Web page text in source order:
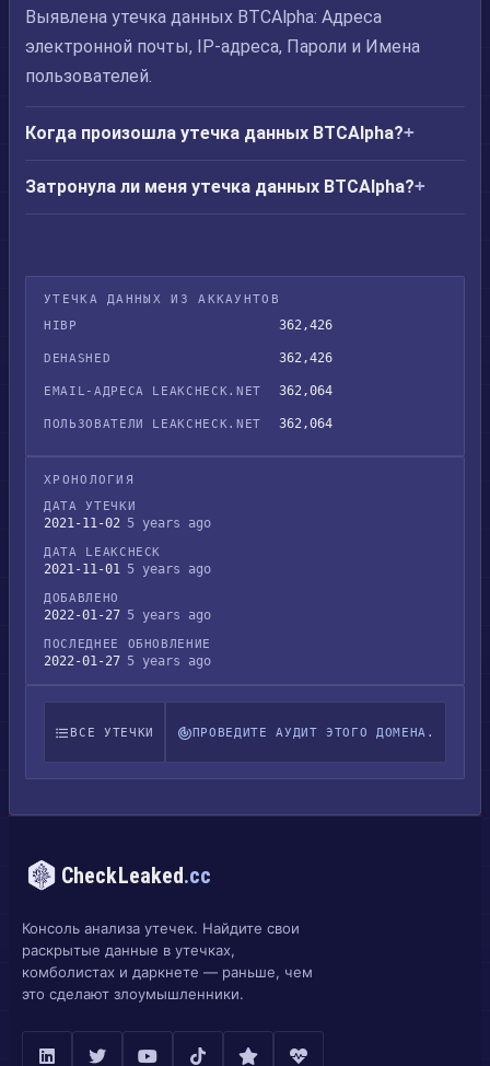
Выявлена утечка данных BTCAlpha: Адреса
электронной почты, IP-адреса, Пароли и Имена
пользователей.
Когда произошла утечка данных BTCAlpha?
Затронула ли меня утечка данных BTCAlpha?
УТЕЧКА ДАННЫХ ИЗ АККАУНТОВ
HIBP
362,426
DEHASHED 362,426
EMAIL-АДРЕСА LEAKCHECK.NET 362,064
ПОЛЬЗОВАТЕЛИ LEAKCHECK.NET 362,064
ХРОНОЛОГИЯ
ДАТА УТЕЧКИ
2021-11-02 5 years ago
ДАТА LEAKCHECK
2021-11-01 5 years ago
ДОБАВЛЕНО
2022-01-27 5 years ago
ПОСЛЕДНЕЕ ОБНОВЛЕНИЕ
2022-01-27 5 years ago
ВСЕ УТЕЧКИ ПРОВЕДИТЕ АУДИТ ЭТОГО ДОМЕНА.
CheckLeaked.cc
Консоль анализа утечек. Найдите свои
раскрытые данные в утечках,
комболистах и даркнете — раньше, чем
это сделают злоумышленники.